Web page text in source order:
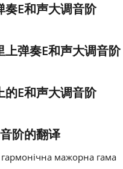
奏E和声大调音阶
上弹奏E和声大调音阶
的E和声大调音阶
阶的翻译
гармонічна мажорна гама